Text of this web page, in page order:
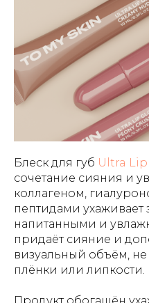
Блеск для губ Ultra Lip
сочетание сияния и
коллагеном,
пептидами ухаживает
напитанными и
придаёт сияние и
визуальный объём,
плёнки или липкости.